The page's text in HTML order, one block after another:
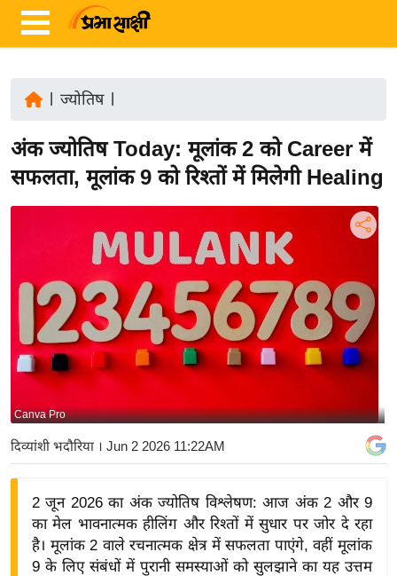
ज़ा
ख
त
र्रा
य
बि
ज़
द्यो
ज्योतिष|
अंक ज्योतिष Today: मूलांक 2 को Career में
सफलता, मूलांक 9 को रिश्तों में मिलेगी Healing
Canva Pro
दिव्यांशी भदौरिया । Jun 2 2026 11:22AM
2 जून 2026 का अंक ज्योतिष विश्लेषण: आज अंक 2 और 9
का मेल भावनात्मक हीलिंग और रिश्तों में सुधार पर जोर दे रहा
है। मूलांक 2 वाले रचनात्मक क्षेत्र में सफलता पाएंगे, वहीं मूलांक
9 के लिए संबंधों में पुरानी समस्याओं को सुलझाने का यह उत्तम